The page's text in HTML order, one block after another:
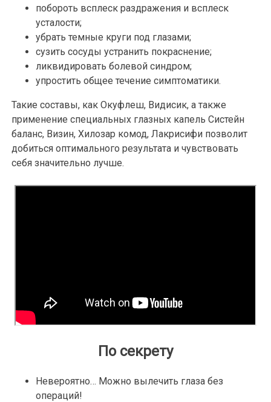
побороть всплеск раздражения и всплеск
усталости;
убрать темные круги под глазами;
сузить сосуды устранить покраснение;
ликвидировать болевой синдром;
упростить общее течение симптоматики.
Такие составы, как Окуфлеш, Видисик, а также
применение специальных глазных капель Систейн
баланс, Визин, Хилозар комод, Лакрисифи позволит
добиться оптимального результата и чувствовать
себя значительно лучше.
По секрету
Невероятно… Можно вылечить глаза без
операций!